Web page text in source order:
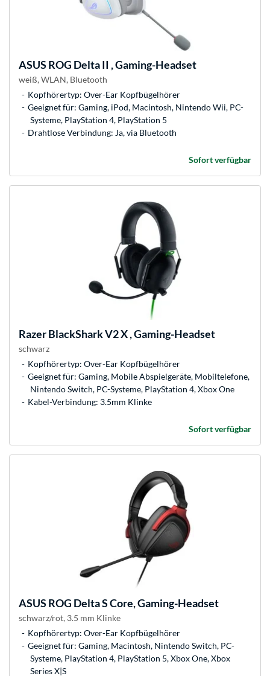
ASUS ROG Delta II , Gaming-Headset
weiß, WLAN, Bluetooth
Kopfhörertyp: Over-Ear Kopfbügelhörer
Geeignet für: Gaming, iPod, Macintosh, Nintendo Wii, PC-
Systeme, PlayStation 4, PlayStation 5
Drahtlose Verbindung: Ja, via Bluetooth
Sofort verfügbar
RazerBlackShark V2 X , Gaming-Headset
schwarz
Kopfhörertyp: Over-Ear Kopfbügelhörer
Geeignet für: Gaming, Mobile Abspielgeräte, Mobiltelefone,
Nintendo Switch, PC-Systeme, PlayStation 4, Xbox One
Kabel-Verbindung: 3.5mm Klinke
Sofort verfügbar
ASUS ROG Delta S Core, Gaming-Headset
schwarz/rot, 3.5 mm Klinke
Kopfhörertyp: Over-Ear Kopfbügelhörer
Geeignet für: Gaming, Macintosh, Nintendo Switch, PC-
Systeme, PlayStation 4, PlayStation 5, Xbox One, Xbox
Series X|S